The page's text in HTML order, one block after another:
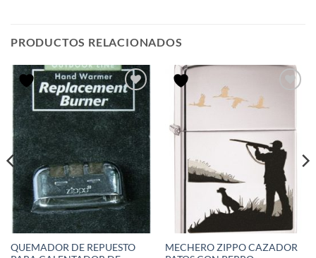
PRODUCTOS RELACIONADOS
QUEMADOR DE REPUESTO
MECHERO ZIPPO CAZADOR